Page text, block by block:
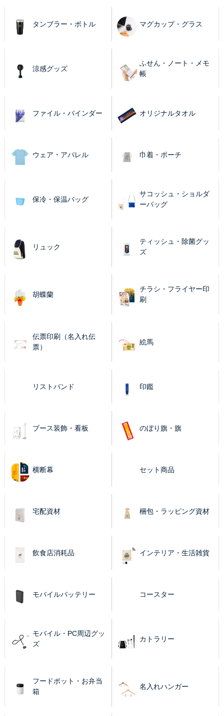
タンブラー・ボトル マグカップ・グラス
涼感グッズ
ふせん・ノート・メモ
帳
ファイル・バインダー オリジナルタオル
ウェア・アパレル 巾着・ポーチ
保冷・保温バッグ
サコッシュ・ショルダ
ーバッグ
リュック
ティッシュ・除菌グッ
ズ
胡蝶蘭
チラシ・フライヤー印
刷
伝票印刷（名入れ伝
票）
絵馬
リストバンド 印鑑
ブース装飾・看板 のぼり旗・旗
横断幕 セット商品
宅配資材 梱包・ラッピング資材
飲食店消耗品 インテリア・生活雑貨
モバイルバッテリー コースター
モバイル・PC周辺グッ
ズ
カトラリー
フードポット・お弁当
箱
名入れハンガー